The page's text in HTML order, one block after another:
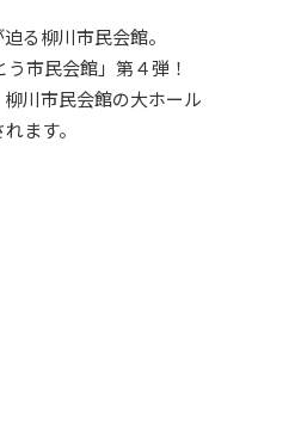
る柳川市民会館。
市民会館」第４弾！
川市民会館の大ホール
ます。